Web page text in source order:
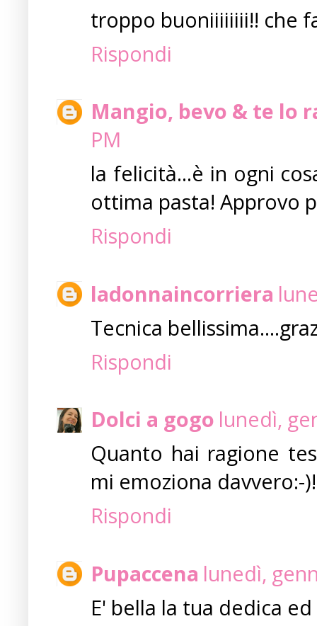
troppo buoniiiiiiii!! che
Rispondi
Mangio, bevo & te lo
PM
la felicità...è in ogni
ottima pasta! Approvo
Rispondi
ladonnaincorriera
Tecnica
Rispondi
Dolci a gogo lunedì,
Quanto hai ragione
mi emoziona davvero:-
Rispondi
Pupaccena lunedì,
E' bella la tua dedica